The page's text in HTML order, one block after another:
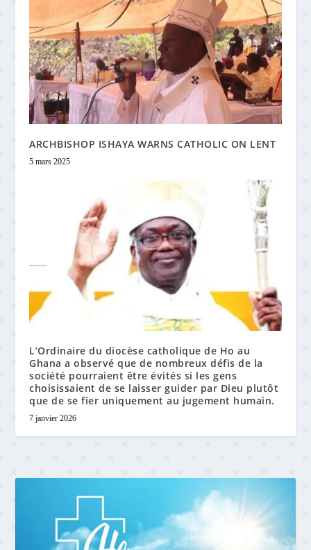
ARCHBISHOP ISHAYA WARNS CATHOLIC ON LENT
5 mars 2025
L’Ordinaire du diocèse catholique de Ho au
Ghana a observé que de nombreux défis de la
société pourraient être évités si les gens
choisissaient de se laisser guider par Dieu plutôt
que de se fier uniquement au jugement humain.
7 janvier 2026